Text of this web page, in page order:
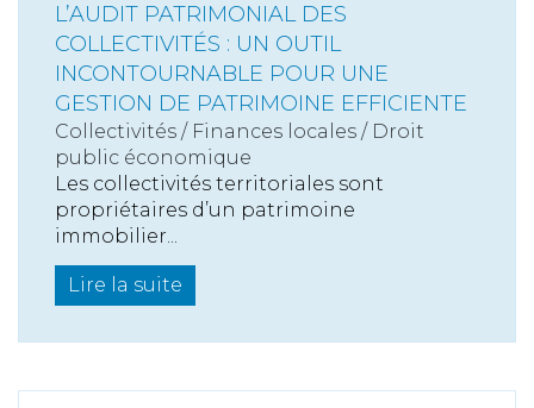
L’AUDIT PATRIMONIAL DES
COLLECTIVITÉS : UN OUTIL
INCONTOURNABLE POUR UNE
GESTION DE PATRIMOINE EFFICIENTE
Collectivités / Finances locales / Droit
public économique
Les collectivités territoriales sont
propriétaires d’un patrimoine
immobilier...
Lire la suite